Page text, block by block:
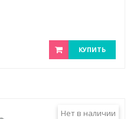
КУПИТЬ
Нет в наличии